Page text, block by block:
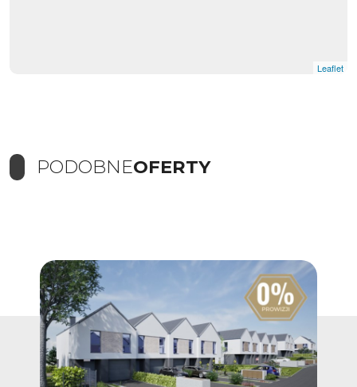
Leaflet
PODOBNEOFERTY